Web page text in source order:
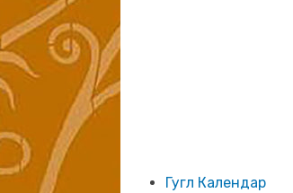
Гугл Календар